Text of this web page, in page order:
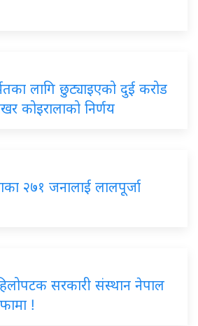
लागि छुट्याइएको दुई करोड
कोइरालाको निर्णय
२७१ जनालाई लालपूर्जा
सरकारी संस्थान नेपाल
!